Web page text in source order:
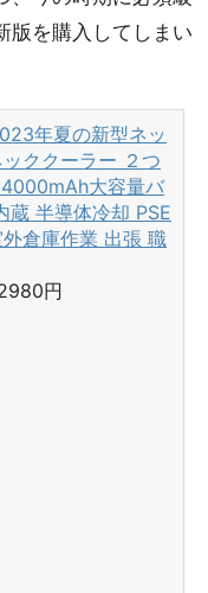
版を購入してしまい
年夏の新型ネッ
ククーラー ２つ
大容量バ
蔵 半導体冷却 PSE
倉庫作業 出張 職
円